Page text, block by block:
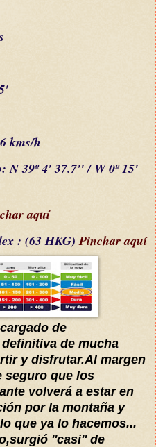
s
kms/h
N 39º 4' 37.7'' / W 0º 15'
aquí
: (63 HKG)Pinchar aquí
de
de mucha
ir y disfrutar.Al margen
seguro que los
volverá a estar en
por la montaña y
que ya lo hacemos...
surgió ''casi'' de